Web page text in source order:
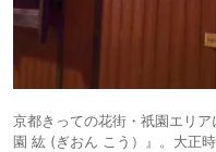
京都きっての花街・祇園エリ
園 紘 (ぎおん こう）』。大正